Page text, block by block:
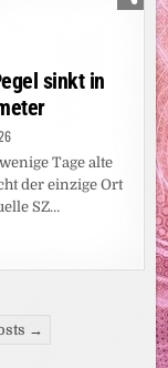
sinkt in
Tage alte
der einzige Ort
SZ…
→